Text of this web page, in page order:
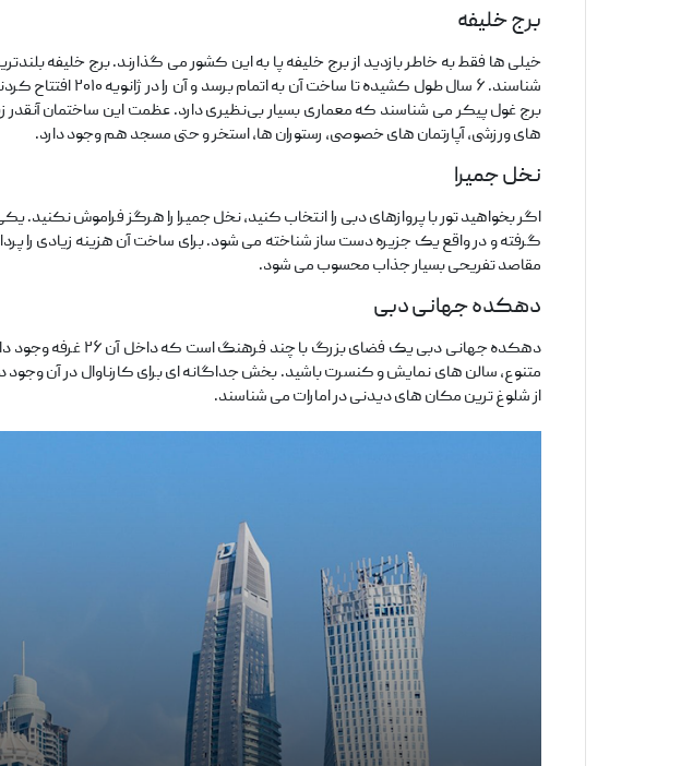
برج خلیفه
خیلی‌ ها فقط به خاطر بازدید از برج خلیفه پا به این کشور می‌ گذارند. برج خلیفه
برج غول پیکر می‌ شناسند که معماری بسیار بی‌نظیری دارد. عظمت این ساختمان آنقدر
های ورزشی، آپارتمان‌ های خصوصی، رستوران‌ ها، استخر و حتی مسجد هم وجود دارد.
نخل جمیرا
اگر بخواهید تور با پروازهای دبی را انتخاب کنید، نخل جمیرا را هرگز فراموش
گرفته و در واقع یک جزیره دست ساز شناخته می‌ شود. برای ساخت آن هزینه زیادی را
مقاصد تفریحی بسیار جذاب محسوب می‌ شود.
دهکده جهانی دبی
متنوع، سالن‌ های نمایش و کنسرت باشید. بخش جداگانه‌ ای برای کارناوال در آن وجود
از شلوغ‌ ترین مکان‌ های دیدنی در امارات می‌ شناسند.